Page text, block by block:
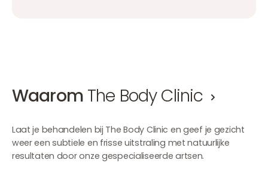
WaaromThe Body Clinic
Laat je behandelen bij The Body Clinic en geef je gezicht
weer een subtiele en frisse uitstraling met natuurlijke
resultaten door onze gespecialiseerde artsen.